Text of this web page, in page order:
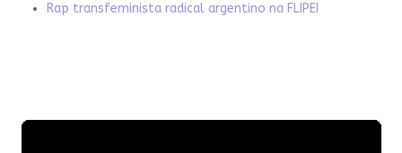
Rap transfeminista radical argentino na FLIPEI